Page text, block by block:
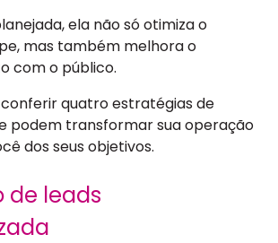
ela não só otimiza o
mas também melhora o
com o público.
quatro estratégias de
podem transformar sua operação
dos seus objetivos.
de leads